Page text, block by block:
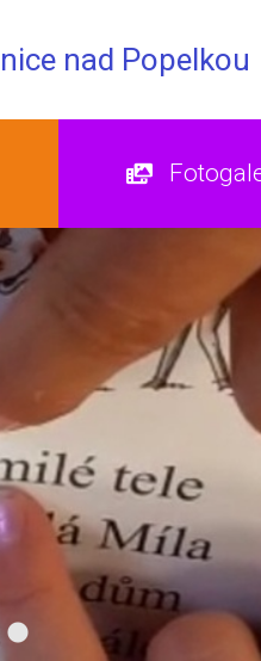
nad Popelkou